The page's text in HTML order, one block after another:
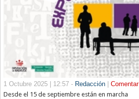
1 Octubre 2025 | 12:57 - Redacción| Comentar
Desde el 15 de septiembre están en marcha